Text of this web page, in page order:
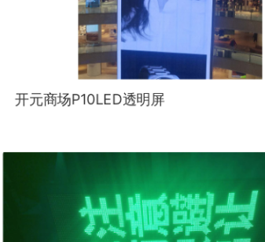
开元商场P10LED透明屏